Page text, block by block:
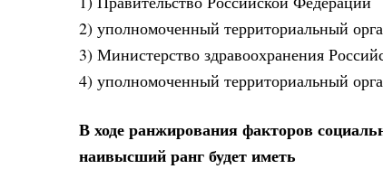
2) уполномоченный территориальный
3) Министерство здравоохранения
4) уполномоченный территориальный
В ходе ранжирования факторов
наивысший ранг будет иметь